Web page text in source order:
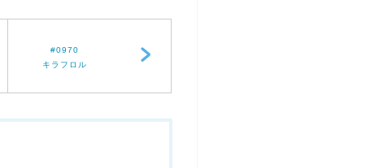
#0970
キラフロル